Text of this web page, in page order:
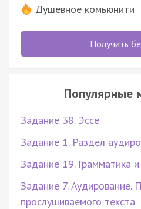
Душевное комьюнити
Получить
Популярные
Задание 38. Эссе
Задание 1. Раздел
Задание 19. Грамматика и
Задание 7. Аудирование.
прослушиваемого текста